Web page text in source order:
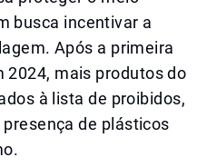
busca incentivar a
Após a primeira
mais produtos do
à lista de proibidos,
de plásticos